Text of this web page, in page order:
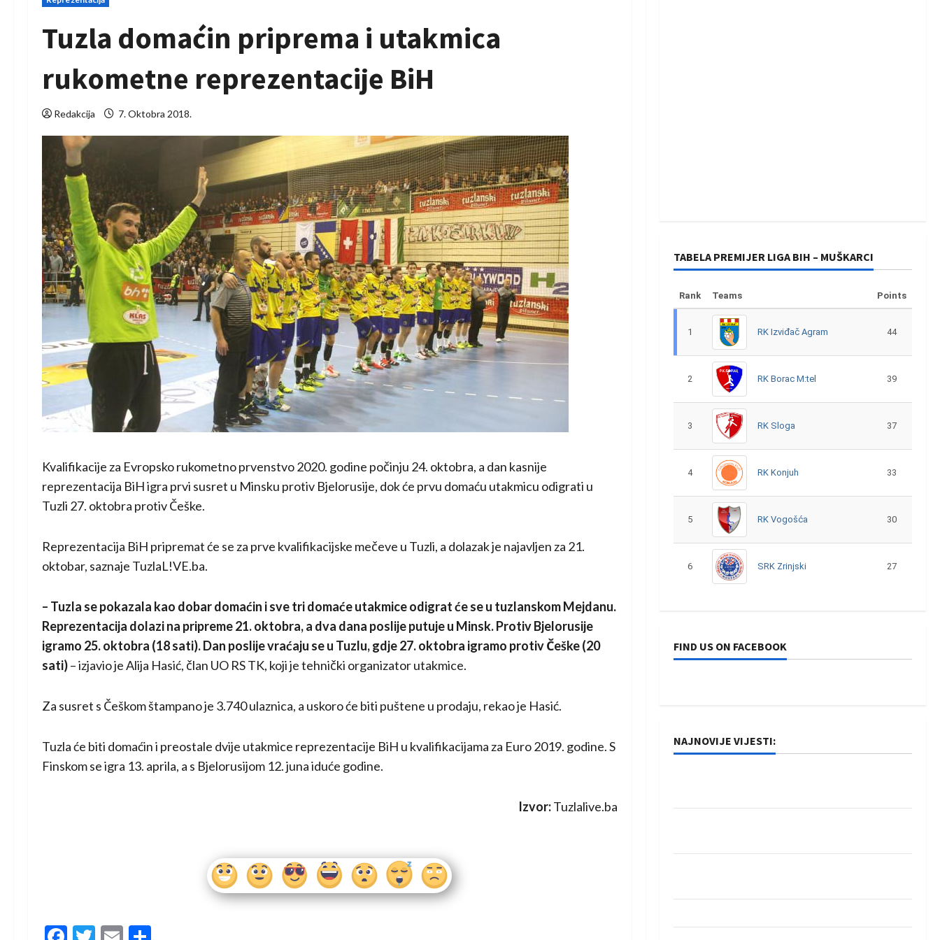
Tuzla domaćin priprema i utakmica
rukometne reprezentacije BiH
Redakcija 7. Oktobra 2018.
Kvalifikacije za Evropsko rukometno prvenstvo 2020. godine počinju 24. oktobra, a dan kasnije
reprezentacija BiH igra prvi susret u Minsku protiv Bjelorusije, dok će prvu domaću utakmicu odigrati u
Tuzli 27. oktobra protiv Češke.
Reprezentacija BiH pripremat će se za prve kvalifikacijske mečeve u Tuzli, a dolazak je najavljen za 21.
oktobar, saznaje TuzlaL!VE.ba.
– Tuzla se pokazala kao dobar domaćin i sve tri domaće utakmice odigrat će se u tuzlanskom Mejdanu.
Reprezentacija dolazi na pripreme 21. oktobra, a dva dana poslije putuje u Minsk. Protiv Bjelorusije
igramo 25. oktobra (18 sati). Dan poslije vraćaju se u Tuzlu, gdje 27. oktobra igramo protiv Češke (20
sati)– izjavio je Alija Hasić, član UO RS TK, koji je tehnički organizator utakmice.
Za susret s Češkom štampano je 3.740 ulaznica, a uskoro će biti puštene u prodaju, rekao je Hasić.
Tuzla će biti domaćin i preostale dvije utakmice reprezentacije BiH u kvalifikacijama za Euro 2019. godine. S
Finskom se igra 13. aprila, a s Bjelorusijom 12. juna iduće godine.
Izvor:Tuzlalive.ba
TABELA PREMIJER LIGA BIH – MUŠKARCI
Rank Teams Points
1 RK Izviđač Agram 44
2 RK Borac M:tel 39
3 RK Sloga 37
4 RK Konjuh 33
5 RK Vogošća 30
6 SRK Zrinjski 27
FIND US ON FACEBOOK
NAJNOVIJE VIJESTI: